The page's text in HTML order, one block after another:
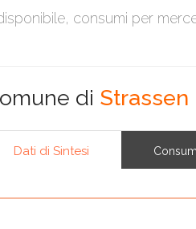
consumi per
di Strassen
Dati di Sintesi